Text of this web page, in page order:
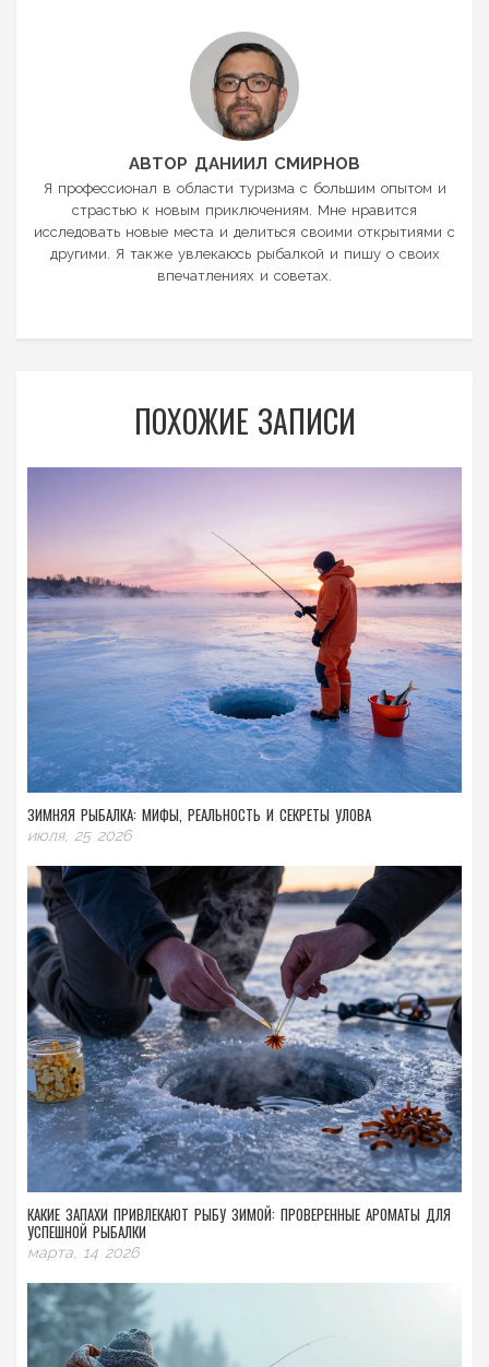
АВТОР ДАНИИЛ СМИРНОВ
Я профессионал в области туризма с большим опытом и
страстью к новым приключениям. Мне нравится
исследовать новые места и делиться своими открытиями с
другими. Я также увлекаюсь рыбалкой и пишу о своих
впечатлениях и советах.
ПОХОЖИЕ ЗАПИСИ
ЗИМНЯЯ РЫБАЛКА: МИФЫ, РЕАЛЬНОСТЬ И СЕКРЕТЫ УЛОВА
июля, 25 2026
КАКИЕ ЗАПАХИ ПРИВЛЕКАЮТ РЫБУ ЗИМОЙ: ПРОВЕРЕННЫЕ АРОМАТЫ ДЛЯ
УСПЕШНОЙ РЫБАЛКИ
марта, 14 2026